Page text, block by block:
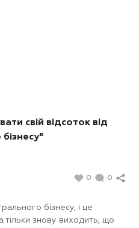
свій відсоток від
0 0
бізнесу, і це
тільки знову виходить, що